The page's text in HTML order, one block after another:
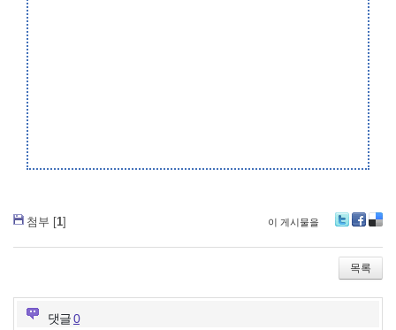
첨부 [1] 이 게시물을
itte ce
bo
ok
lici
ou
s
목록
댓글0